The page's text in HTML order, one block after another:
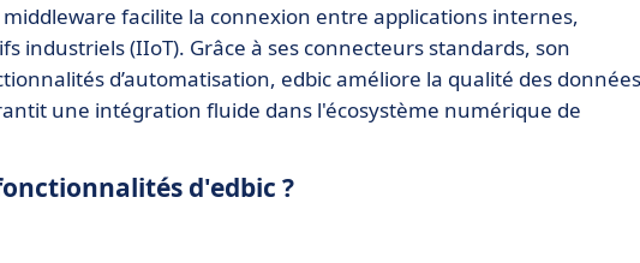
facilite la connexion entre applications internes,
industriels (IIoT). Grâce à ses connecteurs standards, son
d’automatisation, edbic améliore la qualité des
une intégration fluide dans l'écosystème numérique de
d'edbic ?